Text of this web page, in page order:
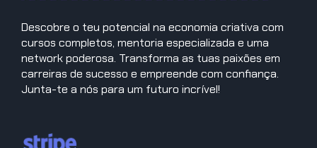
Descobre o teu potencial na economia criativa com
cursos completos, mentoria especializada e uma
network poderosa. Transforma as tuas paixões em
carreiras de sucesso e empreende com confiança.
Junta-te a nós para um futuro incrível!